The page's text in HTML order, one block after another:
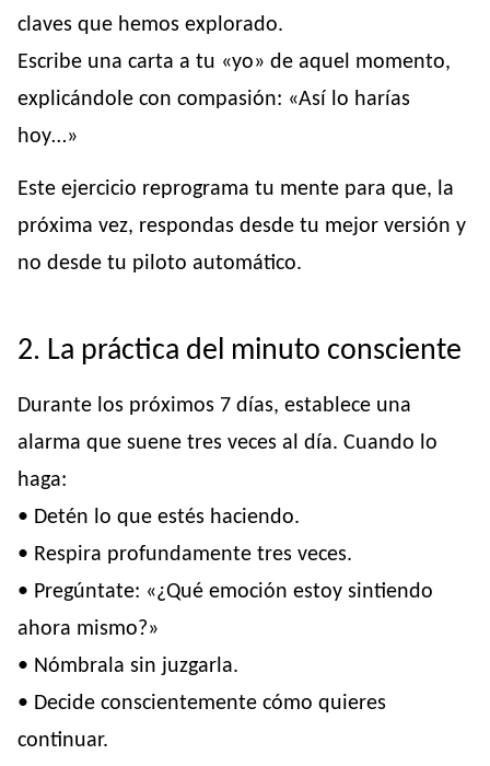
claves que hemos explorado.
Escribe una carta a tu «yo» de aquel momento,
explicándole con compasión: «Así lo harías
hoy…»
Este ejercicio reprograma tu mente para que, la
próxima vez, respondas desde tu mejor versión y
no desde tu piloto automático.
2. La práctica del minuto consciente
Durante los próximos 7 días, establece una
alarma que suene tres veces al día. Cuando lo
haga:
• Detén lo que estés haciendo.
• Respira profundamente tres veces.
• Pregúntate: «¿Qué emoción estoy sintiendo
ahora mismo?»
• Nómbrala sin juzgarla.
• Decide conscientemente cómo quieres
continuar.